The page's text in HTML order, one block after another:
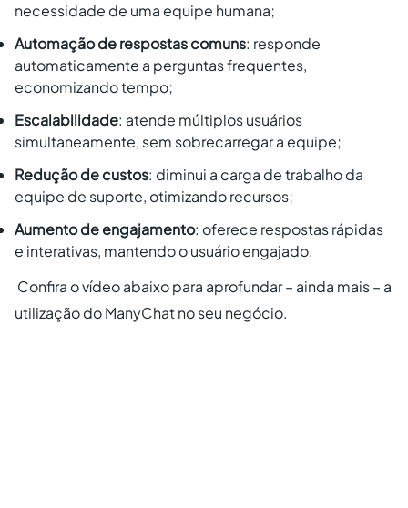
necessidade de uma equipe humana;
Automação de respostas comuns: responde
automaticamente a perguntas frequentes,
economizando tempo;
Escalabilidade: atende múltiplos usuários
simultaneamente, sem sobrecarregar a equipe;
Redução de custos: diminui a carga de trabalho da
equipe de suporte, otimizando recursos;
Aumento de engajamento: oferece respostas rápidas
e interativas, mantendo o usuário engajado.
Confira o vídeo abaixo para aprofundar – ainda mais – a
utilização do ManyChat no seu negócio.